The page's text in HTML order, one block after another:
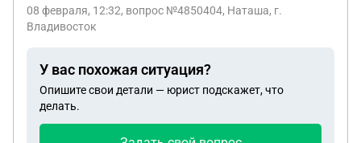
получать пособие, так как у неё маленькая зп
08 февраля, 12:32, вопрос №4850404, Наташа, г.
Владивосток
У вас похожая ситуация?
Опишите свои детали — юрист подскажет, что
делать.